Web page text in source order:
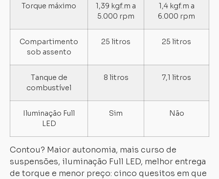
Torque máximo
1,39 kgf.m a
5.000 rpm
1,4 kgf.m a
6.000 rpm
Compartimento
sob assento
25 litros 25 litros
Tanque de
combustível
8 litros 7,1 litros
Iluminação Full
LED
Sim Não
Contou? Maior autonomia, mais curso de
suspensões, iluminação Full LED, melhor entrega
de torque e menor preço: cinco quesitos em que